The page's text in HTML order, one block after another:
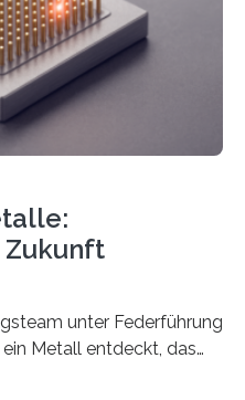
Zukunft
unter Federführung
Metall entdeckt, das